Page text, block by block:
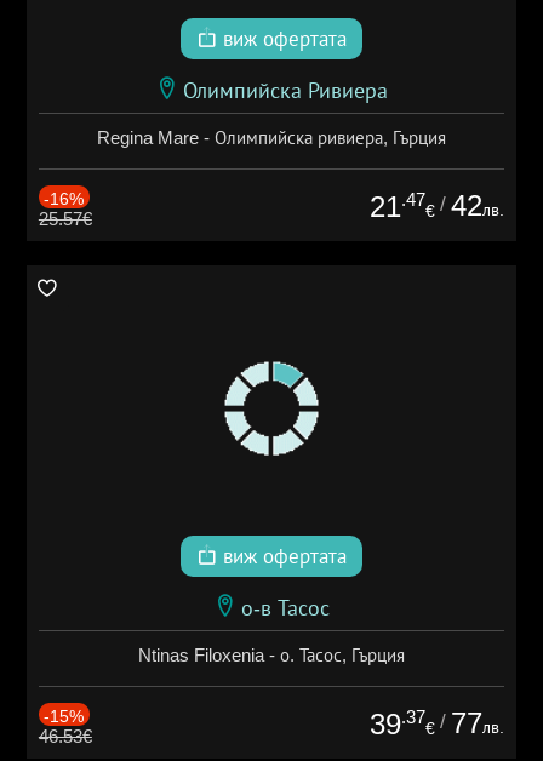
виж офертата
Олимпийска Ривиера
Regina Mare - Олимпийска ривиера, Гърция
-16%
25.57€ 21.47
€ / 42лв.
виж офертата
о-в Тасос
Ntinas Filoxenia - о. Тасос, Гърция
-15%
46.53€ 39.37
€ / 77лв.